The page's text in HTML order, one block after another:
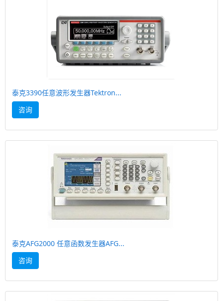
泰克3390任意波形发生器Tektron...
咨询
泰克AFG2000 任意函数发生器AFG...
咨询